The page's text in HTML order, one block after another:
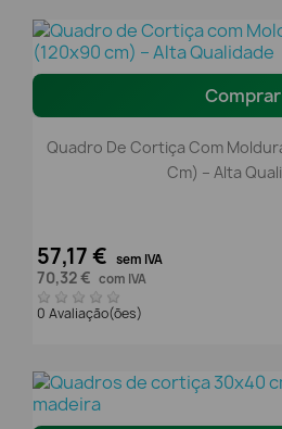
Comprar
Quadro De Cortiça Com
Cm) – Alta
57,17 € sem IVA
70,32 € com IVA
0 Avaliação(ões)